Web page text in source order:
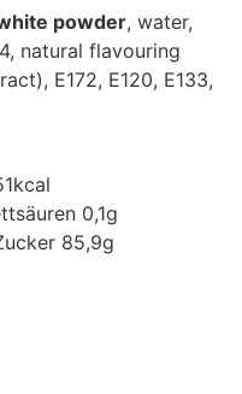
powder, water,
natural flavouring
E172, E120, E133,
0,1g
85,9g